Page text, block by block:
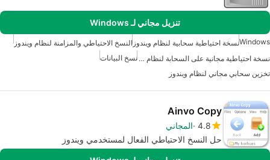
تنزيل مجاني لـ Windows
Windowsنسخة احتياطية سحابية لنظام ويندوز النسخ الاحتياطي والمزامنة لنظام ويندوز
نسخة احتياطية مجانية على السحابة لنظام ويندوز نسخ البيانات
تخزين سحابي مجاني لنظام ويندوز
Ainvo Copy
4.8 المجاني
حل النسخ الاحتياطي الفعال لمستخدمي ويندوز